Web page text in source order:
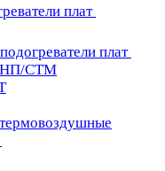
плат
плат
СТМ